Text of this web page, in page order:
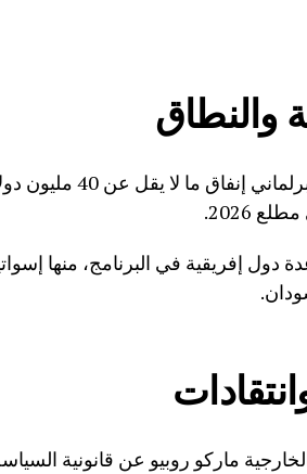
والنطاق
2026.
إفريقية في البرنامج، منها
ماركو روبيو عن قانونية